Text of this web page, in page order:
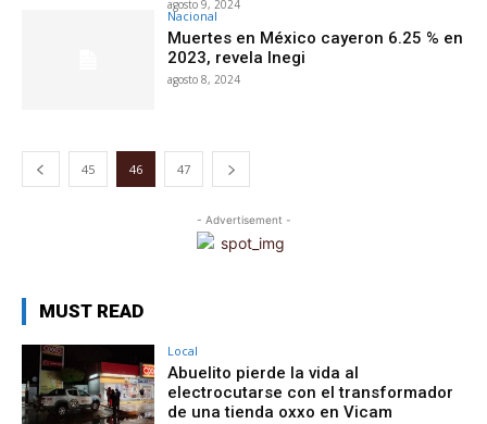
agosto 9, 2024
Nacional
Muertes en México cayeron 6.25 % en
2023, revela Inegi
agosto 8, 2024
45 46 47
- Advertisement -
MUST READ
Local
Abuelito pierde la vida al
electrocutarse con el transformador
de una tienda oxxo en Vicam